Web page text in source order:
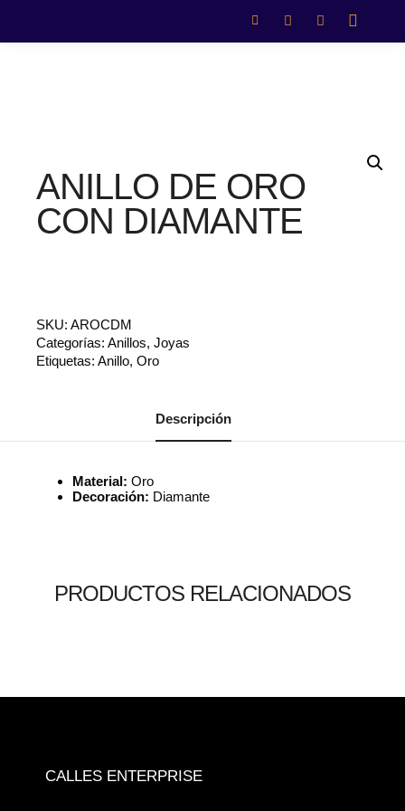
ANILLO DE ORO
CON DIAMANTE
SKU: AROCDM
Categorías: Anillos, Joyas
Etiquetas: Anillo, Oro
Descripción
Material: Oro
Decoración: Diamante
PRODUCTOS RELACIONADOS
CALLES ENTERPRISE